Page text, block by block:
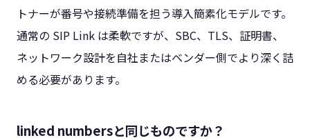
トナーが番号や接続準備を担う導入簡素化モデルです。
通常の SIP Link は柔軟ですが、SBC、TLS、証明書、
ネットワーク設計を自社またはベンダー側でより深く詰
める必要があります。
linked numbersと同じものですか？